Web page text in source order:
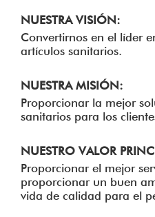
NUESTRA VISIÓN:
Convertirnos en el líder
artículos sanitarios.
NUESTRA MISIÓN:
Proporcionar la mejor
sanitarios para los
NUESTRO VALOR
Proporcionar el mejor
proporcionar un buen
vida de calidad para el